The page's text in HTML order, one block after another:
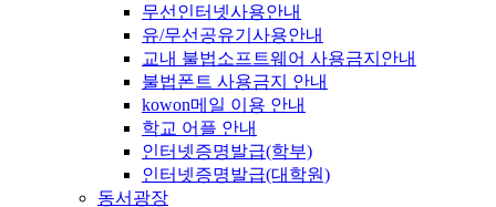
무선인터넷사용안내
유/무선공유기사용안내
교내 불법소프트웨어 사용금지안내
불법폰트 사용금지 안내
kowon메일 이용 안내
학교 어플 안내
인터넷증명발급(학부)
인터넷증명발급(대학원)
동서광장